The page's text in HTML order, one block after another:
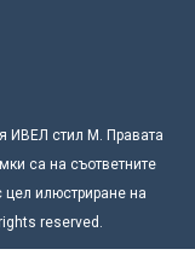
ИВЕЛ стил М. Правата
са на съответните
цел илюстриране на
reserved.